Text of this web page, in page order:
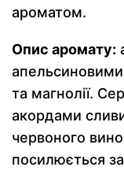
ароматом.
Опис аромату:
апельсиновими
та магнолії.
акордами
червоного
посилюється